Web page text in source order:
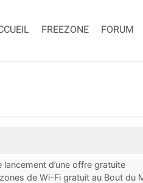
FREEZONE FORUM
d’une offre gratuite
de Wi-Fi gratuit au Bout du